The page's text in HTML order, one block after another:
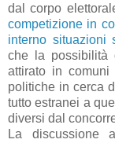
dal corpo
competizione in
interno situazioni
che la possibilità
attirato in
politiche in cerca
tutto estranei a
diversi dal
La discussione